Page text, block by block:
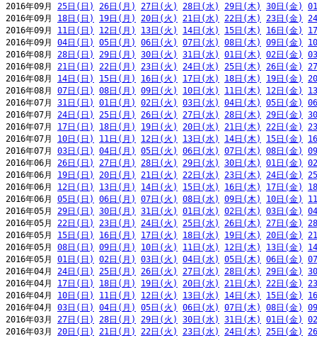
2016年09月 25日(日) 26日(月) 27日(火) 28日(水) 29日(木) 30日(金)
2016年09月 18日(日) 19日(月) 20日(火) 21日(水) 22日(木) 23日(金)
2016年09月 11日(日) 12日(月) 13日(火) 14日(水) 15日(木) 16日(金)
2016年09月 04日(日) 05日(月) 06日(火) 07日(水) 08日(木) 09日(金)
2016年08月 28日(日) 29日(月) 30日(火) 31日(水) 01日(木) 02日(金)
2016年08月 21日(日) 22日(月) 23日(火) 24日(水) 25日(木) 26日(金)
2016年08月 14日(日) 15日(月) 16日(火) 17日(水) 18日(木) 19日(金)
2016年08月 07日(日) 08日(月) 09日(火) 10日(水) 11日(木) 12日(金)
2016年07月 31日(日) 01日(月) 02日(火) 03日(水) 04日(木) 05日(金)
2016年07月 24日(日) 25日(月) 26日(火) 27日(水) 28日(木) 29日(金)
2016年07月 17日(日) 18日(月) 19日(火) 20日(水) 21日(木) 22日(金)
2016年07月 10日(日) 11日(月) 12日(火) 13日(水) 14日(木) 15日(金)
2016年07月 03日(日) 04日(月) 05日(火) 06日(水) 07日(木) 08日(金)
2016年06月 26日(日) 27日(月) 28日(火) 29日(水) 30日(木) 01日(金)
2016年06月 19日(日) 20日(月) 21日(火) 22日(水) 23日(木) 24日(金)
2016年06月 12日(日) 13日(月) 14日(火) 15日(水) 16日(木) 17日(金)
2016年06月 05日(日) 06日(月) 07日(火) 08日(水) 09日(木) 10日(金)
2016年05月 29日(日) 30日(月) 31日(火) 01日(水) 02日(木) 03日(金)
2016年05月 22日(日) 23日(月) 24日(火) 25日(水) 26日(木) 27日(金)
2016年05月 15日(日) 16日(月) 17日(火) 18日(水) 19日(木) 20日(金)
2016年05月 08日(日) 09日(月) 10日(火) 11日(水) 12日(木) 13日(金)
2016年05月 01日(日) 02日(月) 03日(火) 04日(水) 05日(木) 06日(金)
2016年04月 24日(日) 25日(月) 26日(火) 27日(水) 28日(木) 29日(金)
2016年04月 17日(日) 18日(月) 19日(火) 20日(水) 21日(木) 22日(金)
2016年04月 10日(日) 11日(月) 12日(火) 13日(水) 14日(木) 15日(金)
2016年04月 03日(日) 04日(月) 05日(火) 06日(水) 07日(木) 08日(金)
2016年03月 27日(日) 28日(月) 29日(火) 30日(水) 31日(木) 01日(金)
2016年03月 20日(日) 21日(月) 22日(火) 23日(水) 24日(木) 25日(金)